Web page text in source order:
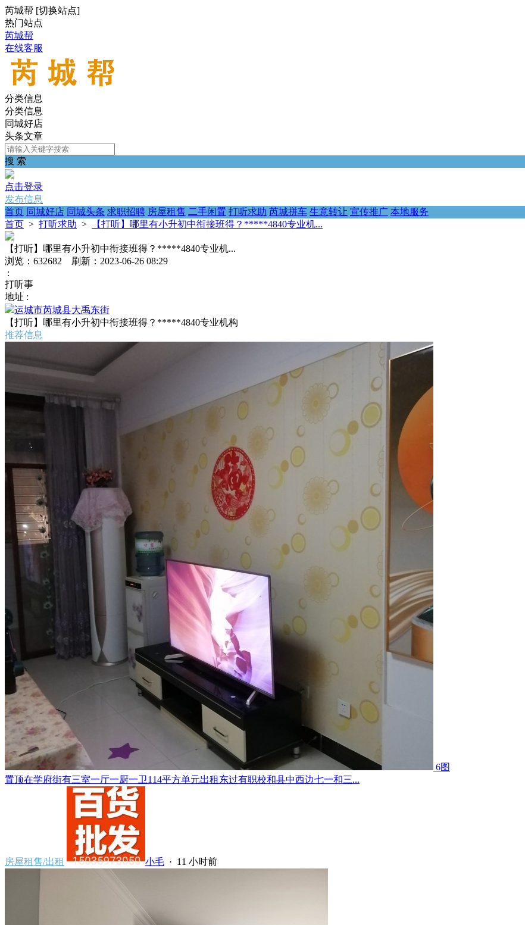
芮城帮 [切换站点]
热门站点
芮城帮
在线客服
分类信息
分类信息
同城好店
头条文章
搜 索
点击登录
发布信息
首页 同城好店 同城头条 求职招聘 房屋租售 二手闲置 打听求助 芮城拼车 生意转让 宣传推广 本地服务
首页 > 打听求助 > 【打听】哪里有小升初中衔接班得？*****4840专业机...
【打听】哪里有小升初中衔接班得？*****4840专业机...
浏览：632682 刷新：2023-06-26 08:29
:
打听事
地址 :
运城市芮城县大禹东街
【打听】哪里有小升初中衔接班得？*****4840专业机构
推荐信息
6图
置顶在学府街有三室一厅一厨一卫114平方单元出租东过有职校和县中西边七一和三...
房屋租售/出租 小毛 · 11 小时前